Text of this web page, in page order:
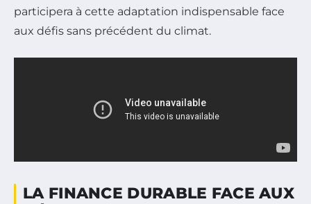
participera à cette adaptation indispensable face
aux défis sans précédent du climat.
LA FINANCE DURABLE FACE AUX